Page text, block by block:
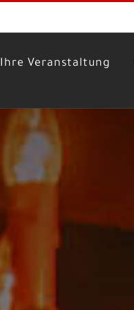
Ihre Veranstaltung